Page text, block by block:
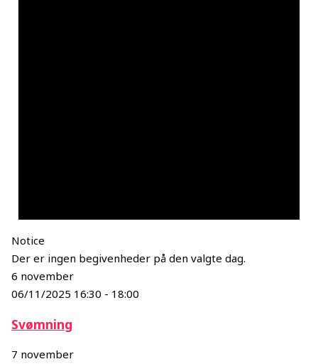
Notice
Der er ingen begivenheder på den valgte dag.
6 november
06/11/2025 16:30 - 18:00
Svømning
7 november